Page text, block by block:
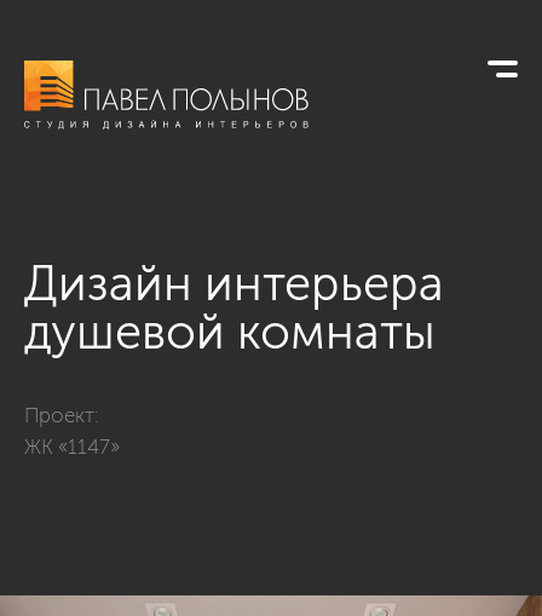
Дизайн интерьера
душевой комнаты
Проект:
ЖК «1147»